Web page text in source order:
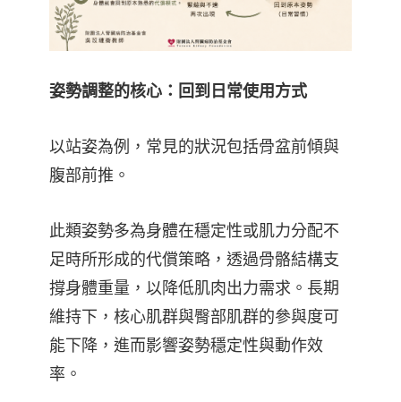
姿勢調整的核心：回到日常使用方式
以站姿為例，常見的狀況包括骨盆前傾與
腹部前推。
此類姿勢多為身體在穩定性或肌力分配不
足時所形成的代償策略，透過骨骼結構支
撐身體重量，以降低肌肉出力需求。長期
維持下，核心肌群與臀部肌群的參與度可
能下降，進而影響姿勢穩定性與動作效
率。